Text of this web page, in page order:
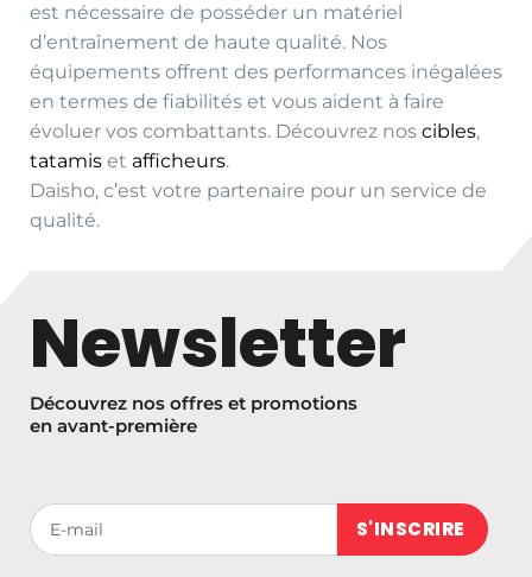
est nécessaire de posséder un matériel
d’entraînement de haute qualité. Nos
équipements offrent des performances inégalées
en termes de fiabilités et vous aident à faire
évoluer vos combattants. Découvrez nos cibles,
tatamis et afficheurs.
Daisho, c’est votre partenaire pour un service de
qualité.
Newsletter
Découvrez nos offres et promotions
en avant-première
Votre adresse de messagerie (obligatoire)